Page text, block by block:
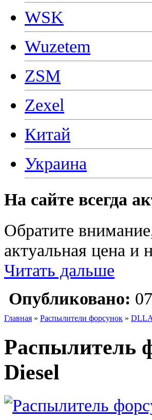
WSK
Wuzetem
ZSM
Zexel
Китай
Украина
На сайте всегда
Обратите
актуальная цена и
Читать дальше
Опубликовано:
Главная » Распылители форсунок »
Распылитель
Diesel